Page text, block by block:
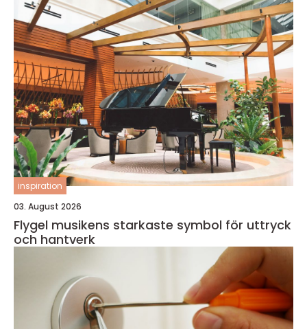
inspiration
03. August 2026
Flygel musikens starkaste symbol för uttryck
och hantverk